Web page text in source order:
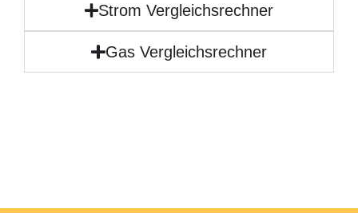
Strom Vergleichsrechner
Gas Vergleichsrechner